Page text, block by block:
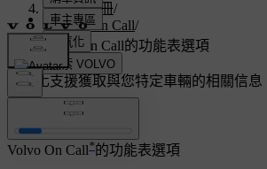
使用者手冊/
Volvo On Call/
Volvo On Call的功能表選項
客製化支援獲取與您特定車輛的相關信息
Volvo On Call*的功能表選項